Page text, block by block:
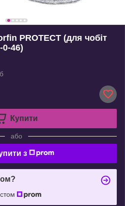
PROTECT (для чобіт
0-46)
Купити
або
з